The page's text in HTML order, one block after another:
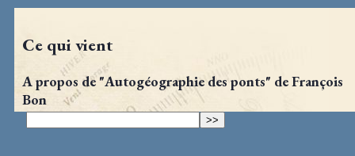
Ce qui vient
A propos de "Autogéographie des ponts" de François
Bon